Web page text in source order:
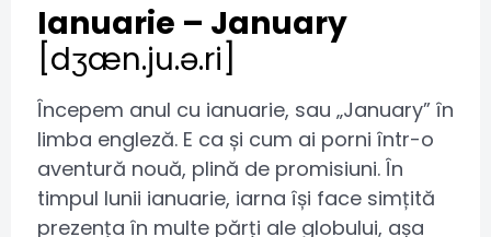
Ianuarie – January
[dʒæn.ju.ə.ri]
Începem anul cu ianuarie, sau „January” în
limba engleză. E ca și cum ai porni într-o
aventură nouă, plină de promisiuni. În
timpul lunii ianuarie, iarna își face simțită
prezența în multe părți ale globului, așa